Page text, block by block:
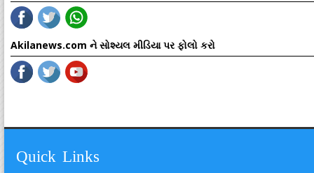
Akilanews.com ને સોશ્યલ મીડિયા પર ફોલો કરો
Quick Links